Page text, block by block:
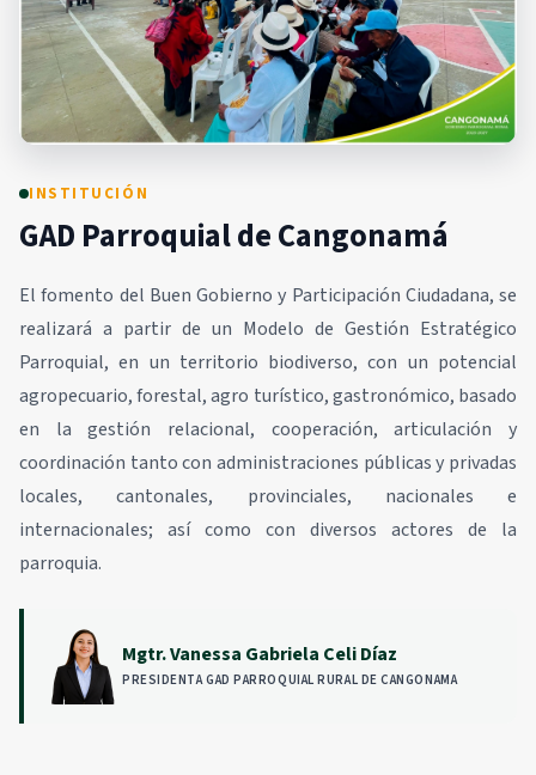
INSTITUCIÓN
GAD Parroquial de Cangonamá
El fomento del Buen Gobierno y Participación Ciudadana, se
realizará a partir de un Modelo de Gestión Estratégico
Parroquial, en un territorio biodiverso, con un potencial
agropecuario, forestal, agro turístico, gastronómico, basado
en la gestión relacional, cooperación, articulación y
coordinación tanto con administraciones públicas y privadas
locales, cantonales, provinciales, nacionales e
internacionales; así como con diversos actores de la
parroquia.
Mgtr. Vanessa Gabriela Celi Díaz
PRESIDENTA GAD PARROQUIAL RURAL DE CANGONAMA